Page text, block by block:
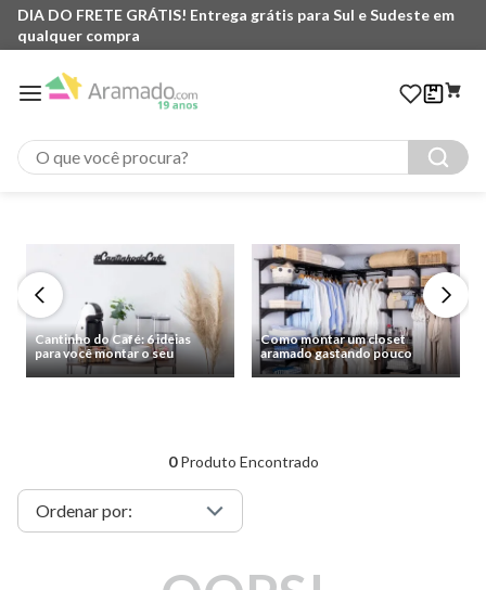
DIA DO FRETE GRÁTIS! Entrega grátis para Sul e Sudeste em
qualquer compra
O que você procura?
Cantinho do Café: 6 ideias
para você montar o seu
Como montar um closet
aramado gastando pouco
0Produto Encontrado